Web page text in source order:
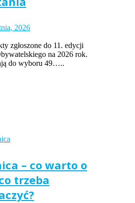
2026
zgłoszone do 11. edycji
na 2026 rok.
do wyboru 49…..
– co warto o
trzeba